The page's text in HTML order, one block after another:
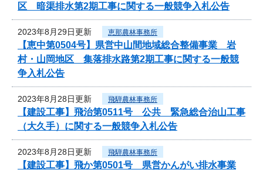
区 暗渠排水第2期工事に関する一般競争入札公告
2023年8月29日更新 恵那農林事務所
【恵中第0504号】県営中山間地域総合整備事業 岩
村・山岡地区 集落排水路第2期工事に関する一般競
争入札公告
2023年8月28日更新 飛騨農林事務所
【建設工事】飛治第0511号 公共 緊急総合治山工事
（大久手）に関する一般競争入札公告
2023年8月28日更新 飛騨農林事務所
【建設工事】飛か第0501号 県営かんがい排水事業